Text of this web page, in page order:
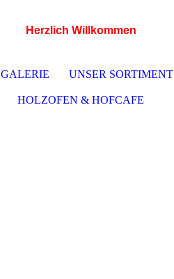
Herzlich Willkommen
GALERIE UNSER SORTIMENT
HOLZOFEN & HOFCAFE